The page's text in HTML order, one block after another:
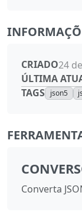
CRIADO24
ÚLTIMA
TAGS json5
Converta